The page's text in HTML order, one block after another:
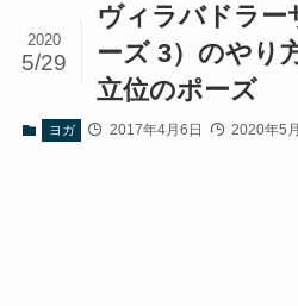
ヴィラバドラー
ーズ 3）のやり
立位のポーズ
2020
5/29
ヨガ 2017年4月6日 2020年5